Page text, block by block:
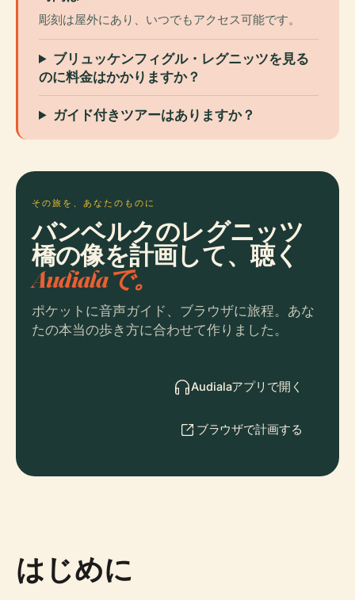
彫刻は屋外にあり、いつでもアクセス可能です。
ブリュッケンフィグル・レグニッツを見る
のに料金はかかりますか？
ガイド付きツアーはありますか？
その旅を、あなたのものに
バンベルクのレグニッツ
橋の像を計画して、聴く
Audialaで。
ポケットに音声ガイド、ブラウザに旅程。あな
たの本当の歩き方に合わせて作りました。
Audialaアプリで開く
ブラウザで計画する
はじめに